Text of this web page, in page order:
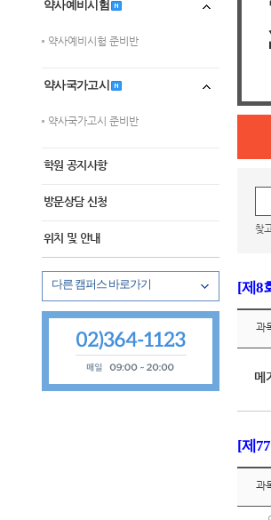
약사예비시험
약사예비시험 준비반
약사국가고시
약사국가고시 준비반
학원 공지사항
방문상담 신청
위치 및 안내
다른 캠퍼스 바로가기
강남 완전학습관
신촌 완전학습관
찾
[제8
과
메
[제
과